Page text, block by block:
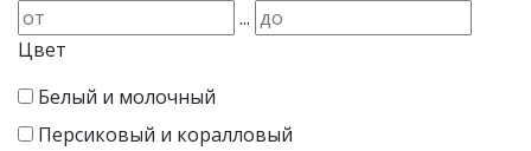
...
Цвет
Белый и молочный
Персиковый и коралловый